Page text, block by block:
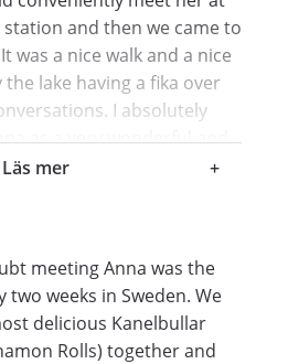
and then we came to
was a nice walk and a nice
lake having a fika over
I absolutely
as a very wonderful and
and it was a pleasure to
Läs mer +
meeting Anna was the
two weeks in Sweden. We
delicious Kanelbullar
Rolls) together and